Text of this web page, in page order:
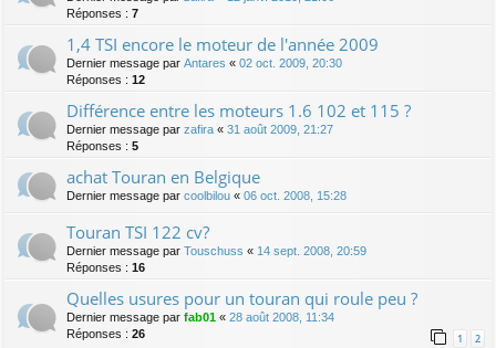
Réponses : 7
1,4 TSI encore le moteur de l'année 2009
Dernier message par Antares « 02 oct. 2009, 20:30
Réponses : 12
Différence entre les moteurs 1.6 102 et 115 ?
Dernier message par zafira « 31 août 2009, 21:27
Réponses : 5
achat Touran en Belgique
Dernier message par coolbilou « 06 oct. 2008, 15:28
Touran TSI 122 cv?
Dernier message par Touschuss « 14 sept. 2008, 20:59
Réponses : 16
Quelles usures pour un touran qui roule peu ?
Dernier message par fab01 « 28 août 2008, 11:34
Réponses : 26 1 2